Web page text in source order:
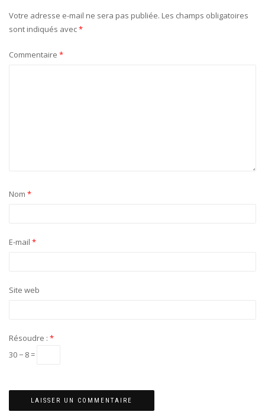
Votre adresse e-mail ne sera pas publiée. Les champs obligatoires
sont indiqués avec*
Commentaire *
Nom *
E-mail *
Site web
Résoudre : *
30 − 8 =